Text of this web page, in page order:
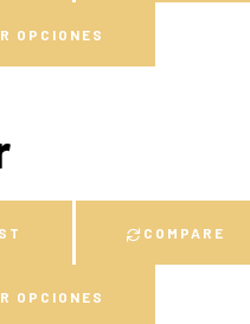
OPCIONES
COMPARE
OPCIONES